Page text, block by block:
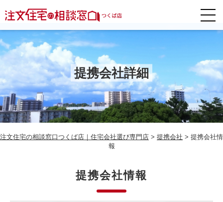
提携会社詳細
注文住宅の相談窓口つくば店｜住宅会社選び専門店 > 提携会社 > 提携会社情
報
提携会社情報